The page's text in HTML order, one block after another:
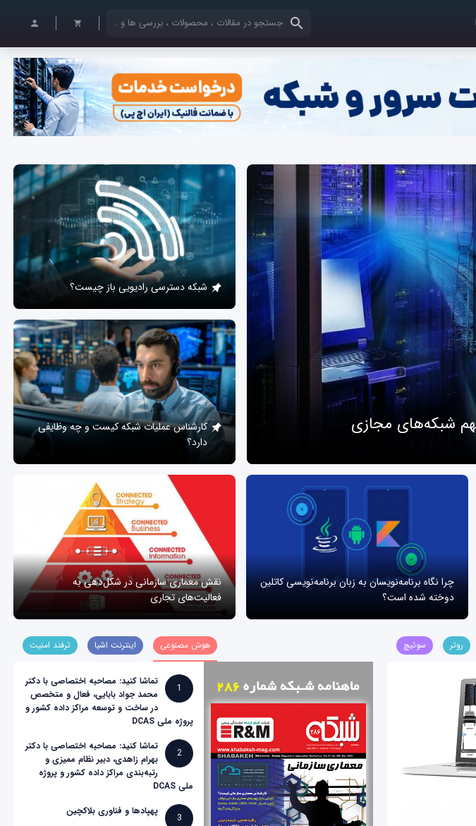
کلمات کلیدی خود را وارد کنید
شبکه‌های مجازی
شبکه دسترسی رادیویی باز چیست؟
کارشناس عملیات شبکه کیست و چه وظایفی
دارد؟
چرا نگاه برنامه‌نویسان به زبان برنامه‌نویسی کاتلین
دوخته شده است؟
نقش معماری سازمانی در شکل‌دهی به
فعالیت‌های تجاری
روتر سوئیچ هوش مصنوعی اینترنت اشیا ترفند امنیت
1
تماشا کنید: مصاحبه اختصاصی با دکتر
محمد جواد بابایی، فعال و متخصص
در ساخت و توسعه مراکز داده کشور و
پروژه ملی DCAS
2
تماشا کنید: مصاحبه اختصاصی با دکتر
بهرام زاهدی، دبیر نظام ممیزی و
رتبه‌بندی مراکز داده کشور و پروژه
ملی DCAS
3
پهپادها و فناوری بلاکچین